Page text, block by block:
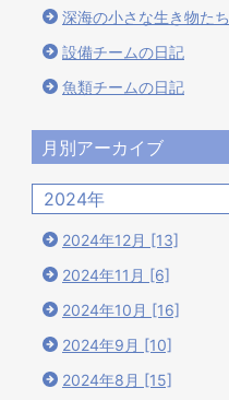
深海の小さな生き物たち
設備チームの日記
魚類チームの日記
月別アーカイブ
2024年
2024年12月 [13]
2024年11月 [6]
2024年10月 [16]
2024年9月 [10]
2024年8月 [15]